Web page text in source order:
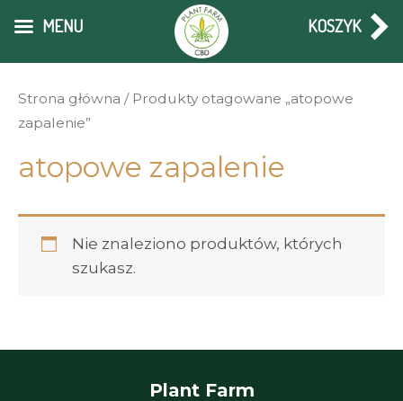
to
content
Strona główna / Produkty otagowane „atopowe
zapalenie”
atopowe zapalenie
Nie znaleziono produktów, których
szukasz.
Plant Farm
MENU KOSZYK